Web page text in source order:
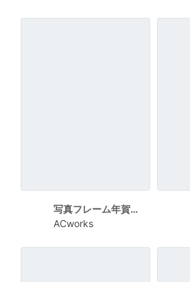
写真フレーム年賀状 平筆でオレンジの絵の具を塗ったようなフレーム
ACworks